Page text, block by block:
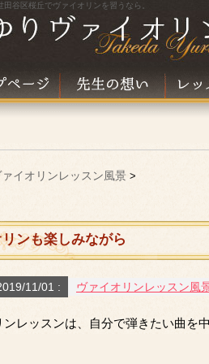
谷区桜丘でヴァイオリンを習うなら。
ァイオリンレッスン風景 >
ンも楽しみながら
11/01 : ヴァイオリンレッスン風
ンレッスンは、自分で弾きたい曲を